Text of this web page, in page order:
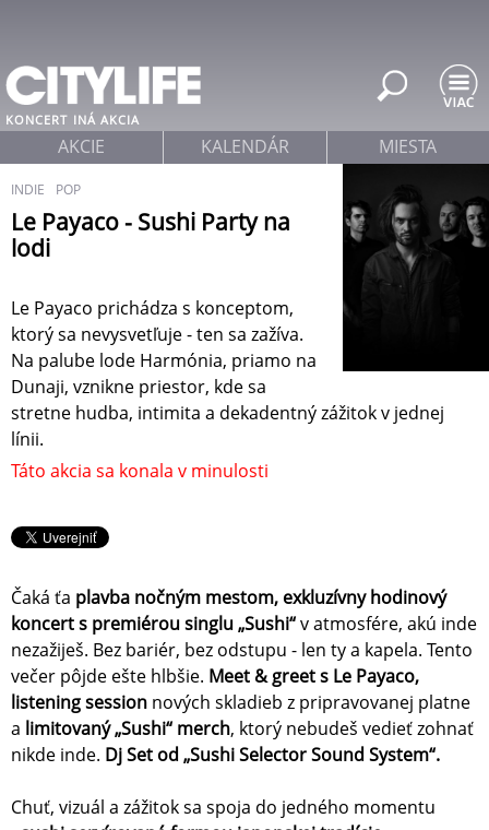
KONCERT INÁ AKCIA
INDIE POP
Le Payaco - Sushi Party na
lodi
Le Payaco prichádza s konceptom,
ktorý sa nevysvetľuje - ten sa zažíva.
Na palube lode Harmónia, priamo na
Dunaji, vznikne priestor, kde sa
stretne hudba, intimita a dekadentný zážitok v jednej
línii.
Táto akcia sa konala v minulosti
Čaká ťa plavba nočným mestom, exkluzívny hodinový
koncert s premiérou singlu „Sushi“v atmosfére, akú inde
nezažiješ. Bez bariér, bez odstupu - len ty a kapela. Tento
večer pôjde ešte hlbšie. Meet & greet s Le Payaco,
listening session nových skladieb z pripravovanej platne
a limitovaný „Sushi“ merch, ktorý nebudeš vedieť zohnať
nikde inde. Dj Set od „Sushi Selector Sound System“.
Chuť, vizuál a zážitok sa spoja do jedného momentu
AKCIE KALENDÁR MIESTA